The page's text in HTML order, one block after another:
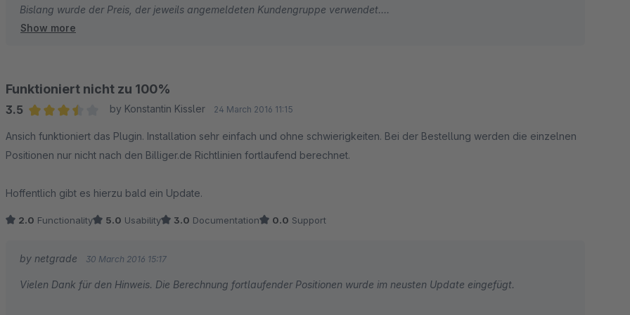
Bislang wurde der Preis, der jeweils angemeldeten Kundengruppe verwendet.
Mit dem neusten Update sollten jetzt explizit die Netto Preise benutzt werden.
Show more
Funktioniert nicht zu 100%
3.5
by Konstantin Kissler 24 March 2016 11:15
Ansich funktioniert das Plugin. Installation sehr einfach und ohne schwierigkeiten. Bei der Bestellung werden die einzelnen
Positionen nur nicht nach den Billiger.de Richtlinien fortlaufend berechnet.
Hoffentlich gibt es hierzu bald ein Update.
2.0 Functionality 5.0 Usability 3.0 Documentation 0.0 Support
by netgrade 30 March 2016 15:17
Vielen Dank für den Hinweis. Die Berechnung fortlaufender Positionen wurde im neusten Update eingefügt.